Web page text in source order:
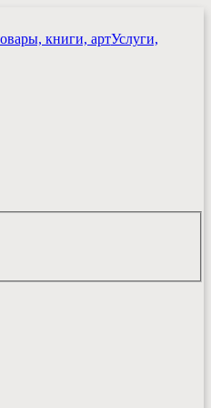
книги, артУслуги,